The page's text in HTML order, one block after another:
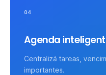
04
Agenda
Centralizá tareas,
importantes.